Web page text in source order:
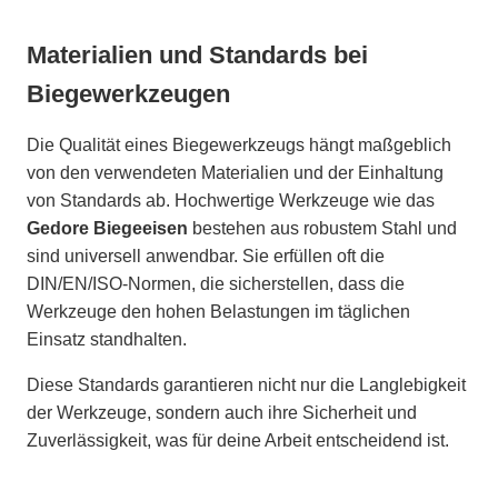
Materialien und Standards bei
Biegewerkzeugen
Die Qualität eines Biegewerkzeugs hängt maßgeblich
von den verwendeten Materialien und der Einhaltung
von Standards ab. Hochwertige Werkzeuge wie das
Gedore Biegeeisen bestehen aus robustem Stahl und
sind universell anwendbar. Sie erfüllen oft die
DIN/EN/ISO-Normen, die sicherstellen, dass die
Werkzeuge den hohen Belastungen im täglichen
Einsatz standhalten.
Diese Standards garantieren nicht nur die Langlebigkeit
der Werkzeuge, sondern auch ihre Sicherheit und
Zuverlässigkeit, was für deine Arbeit entscheidend ist.